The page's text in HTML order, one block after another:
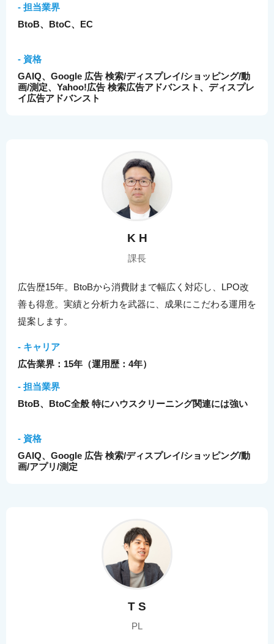
- 担当業界
BtoB、BtoC、EC
- 資格
GAIQ、Google 広告 検索/ディスプレイ/ショッピング/動
画/測定、Yahoo!広告 検索広告アドバンスト、ディスプレ
イ広告アドバンスト
K H
課長
広告歴15年。BtoBから消費財まで幅広く対応し、LPO改
善も得意。実績と分析力を武器に、成果にこだわる運用を
提案します。
- キャリア
広告業界：15年（運用歴：4年）
- 担当業界
BtoB、BtoC全般 特にハウスクリーニング関連には強い
- 資格
GAIQ、Google 広告 検索/ディスプレイ/ショッピング/動
画/アプリ/測定
T S
PL